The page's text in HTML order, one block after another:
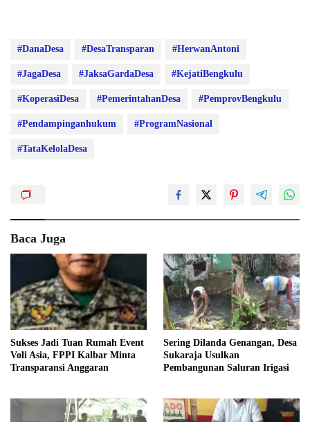
#DanaDesa #DesaTransparan #HerwanAntoni
#JagaDesa #JaksaGardaDesa #KejatiBengkulu
#KoperasiDesa #PemerintahanDesa #PemprovBengkulu
#Pendampinganhukum #ProgramNasional
#TataKelolaDesa
Baca Juga
Sukses Jadi Tuan Rumah Event
Voli Asia, FPPI Kalbar Minta
Transparansi Anggaran
Sering Dilanda Genangan, Desa
Sukaraja Usulkan
Pembangunan Saluran Irigasi